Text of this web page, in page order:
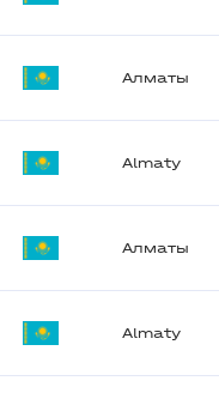
Алматы
Almaty
Алматы
Almaty